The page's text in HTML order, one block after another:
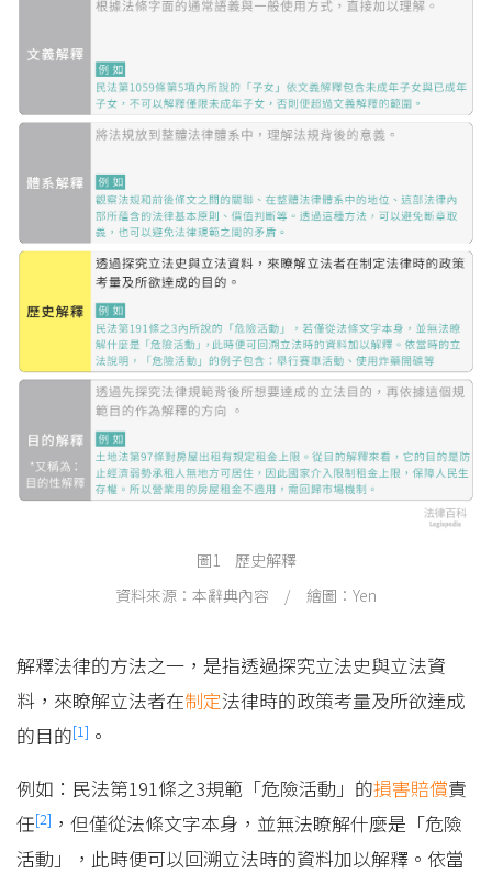
圖1 歷史解釋
資料來源：本辭典內容 / 繪圖：Yen
解釋法律的方法之一，是指透過探究立法史與立法資
料，來瞭解立法者在制定法律時的政策考量及所欲達成
的目的[1] 。
例如：民法第191條之3規範「危險活動」的損害賠償責
任[2] ，但僅從法條文字本身，並無法瞭解什麼是「危險
活動」，此時便可以回溯立法時的資料加以解釋。依當